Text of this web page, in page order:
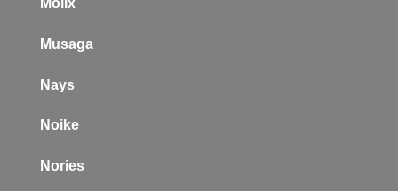
Molix
Musaga
Nays
Noike
Nories